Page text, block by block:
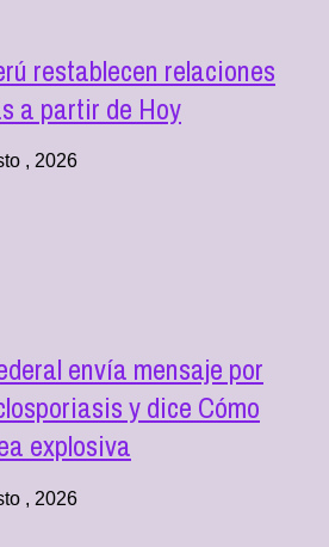
restablecen relaciones
a partir de Hoy
, 2026
envía mensaje por
y dice Cómo
explosiva
, 2026